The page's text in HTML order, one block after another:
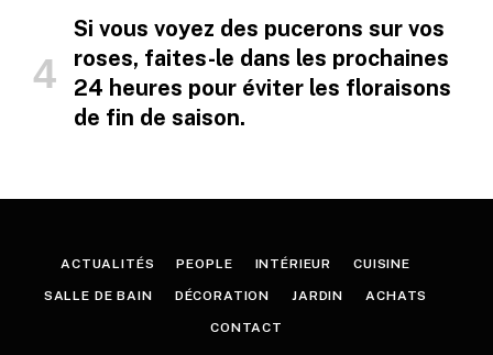
Si vous voyez des pucerons sur vos
roses, faites-le dans les prochaines
24 heures pour éviter les floraisons
de fin de saison.
ACTUALITÉS PEOPLE INTÉRIEUR CUISINE
SALLE DE BAIN DÉCORATION JARDIN ACHATS
CONTACT